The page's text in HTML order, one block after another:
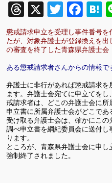
Threads
X Twitter
懲戒請求申立を受理し事件番号
たが、対象弁護士が登録換えを
の審査を終了した青森県弁護士会
ある懲戒請求者さんからの情報で
弁護士に非行があれば懲戒請求
ます。弁護士会宛てに申立てを
戒請求者は、どこの弁護士会に所
申立書に所属弁護士会がどこであ
受け取る弁護士会は、確かにこの
調べ申立書を綱紀委員会に送付
ります。
ところが、青森県弁護士会に申
強制終了されました。